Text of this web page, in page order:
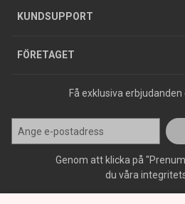
KUNDSUPPORT
Varumärken
FÖRETAGET
Jobba hos oss
Press
Få exklusiva
Genom att klicka på
du våra